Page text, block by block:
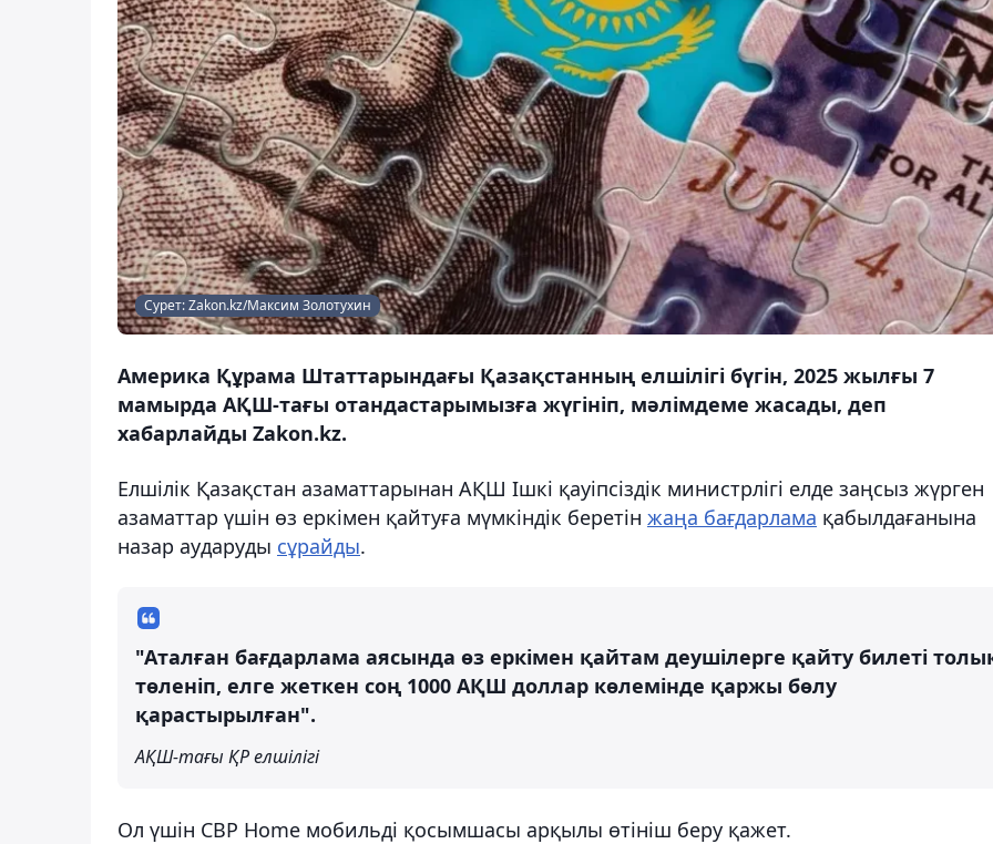
Сурет: Zakon.kz/Максим Золотухин
Америка Құрама Штаттарындағы Қазақстанның елшілігі бүгін, 2025 жылғы 7
мамырда АҚШ-тағы отандастарымызға жүгініп, мәлімдеме жасады, деп
хабарлайды Zakon.kz.
Елшілік Қазақстан азаматтарынан АҚШ Ішкі қауіпсіздік министрлігі елде заңсыз жүрген
азаматтар үшін өз еркімен қайтуға мүмкіндік беретін жаңа бағдарлама қабылдағанына
назар аударуды сұрайды.⠀
"Аталған бағдарлама аясында өз еркімен қайтам деушілерге қайту билеті
төленіп, елге жеткен соң 1000 АҚШ доллар көлемінде қаржы бөлу
қарастырылған".
АҚШ-тағы ҚР елшілігі
Ол үшін CBP Home мобильді қосымшасы арқылы өтініш беру қажет.